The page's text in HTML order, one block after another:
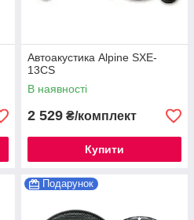
Автоакустика Alpine SXE-
13CS
В наявності
2 529 ₴/комплект
Купити
Подарунок